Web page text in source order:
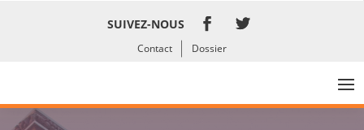
SUIVEZ-NOUS
Contact Dossier